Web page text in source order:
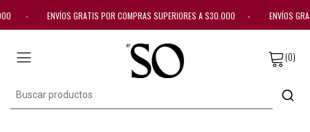
- ENVÍOS GRATIS POR COMPRAS SUPERIORES A $30.000 - ENVÍOS
(0)